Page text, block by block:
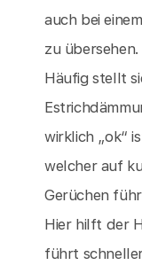
auch bei
zu übersehen.
Häufig stellt
wirklich „ok“
welcher auf
Gerüchen
Hier hilft der
führt